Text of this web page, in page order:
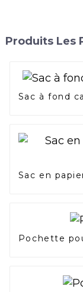
Produits Les
Sac à fond
Sac en
Pochette